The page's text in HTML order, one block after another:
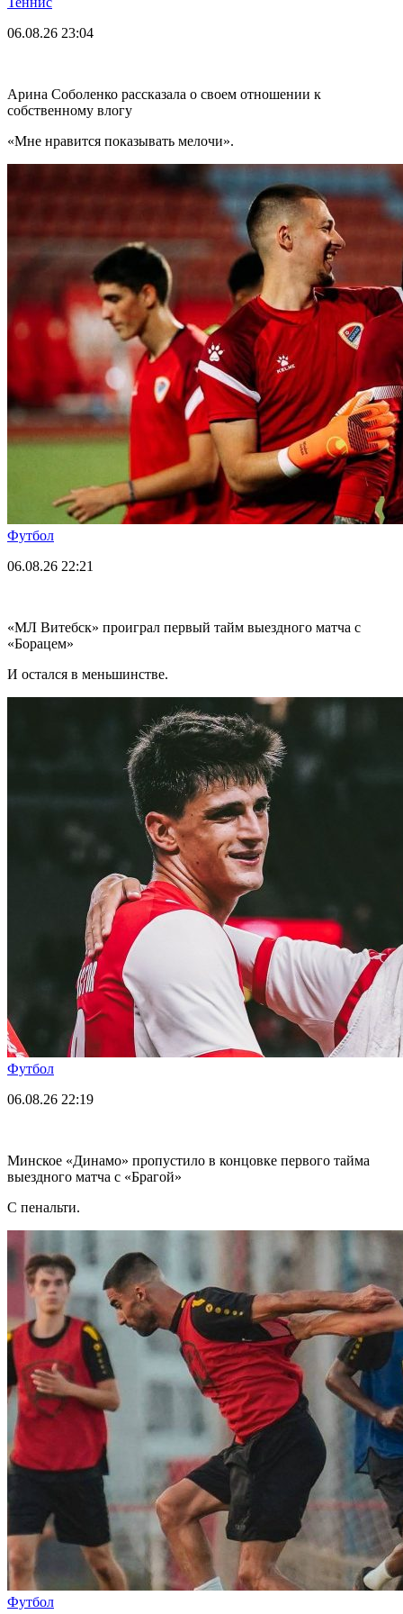
06.08.26 23:04
Арина Соболенко рассказала о своем отношении к
собственному влогу
«Мне нравится показывать мелочи».
Футбол
06.08.26 22:21
«МЛ Витебск» проиграл первый тайм выездного матча с
«Борацем»
И остался в меньшинстве.
Футбол
06.08.26 22:19
Минское «Динамо» пропустило в концовке первого тайма
выездного матча с «Брагой»
С пенальти.
Футбол